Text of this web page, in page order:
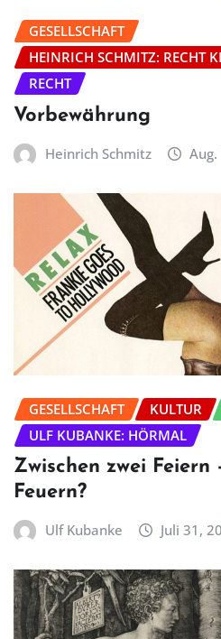
GESELLSCHAFT
HEINRICH SCHMITZ: RECHT
RECHT
Vorbewährung
Heinrich Schmitz
GESELLSCHAFT KULTUR
ULF KUBANKE: HÖRMAL
Zwischen zwei Feiern
Feuern?
Ulf Kubanke Juli 31,